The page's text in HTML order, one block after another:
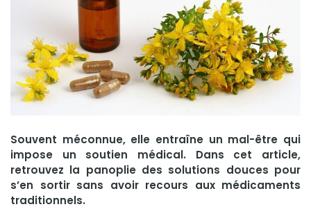
Souvent méconnue, elle entraîne un mal-être qui
impose un soutien médical. Dans cet article,
retrouvez la panoplie des solutions douces pour
s’en sortir sans avoir recours aux médicaments
traditionnels.